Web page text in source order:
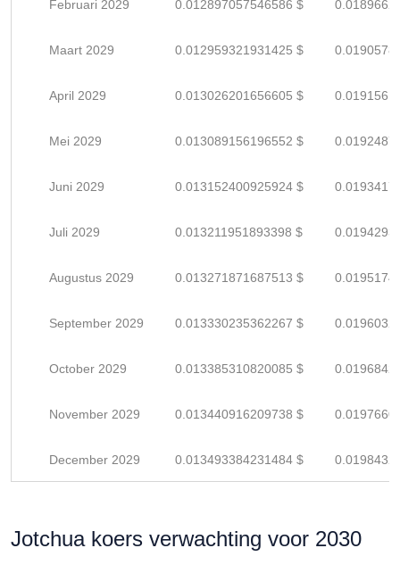
Februari 2029 0.012897057546586 $
Maart 2029 0.012959321931425 $
April 2029 0.013026201656605 $
Mei 2029 0.013089156196552 $
Juni 2029 0.013152400925924 $
Juli 2029 0.013211951893398 $
Augustus 2029 0.013271871687513 $
September 2029 0.013330235362267 $
October 2029 0.013385310820085 $
November 2029 0.013440916209738 $
December 2029 0.013493384231484 $
Jotchua koers verwachting voor 2030